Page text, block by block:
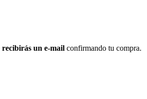
recibirás un e-mail confirmando tu compra.